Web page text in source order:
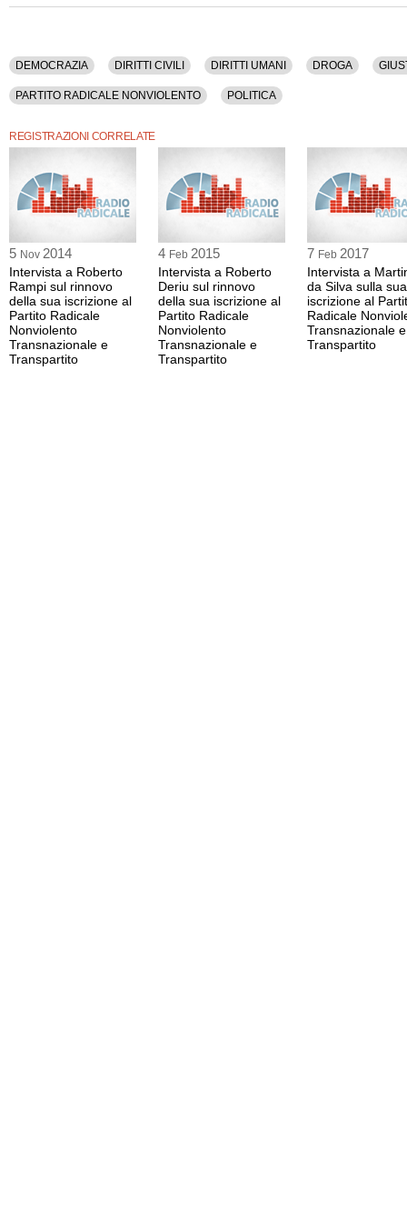
DEMOCRAZIA DIRITTI CIVILI DIRITTI UMANI DROGA
PARTITO RADICALE NONVIOLENTO POLITICA
REGISTRAZIONI CORRELATE
5 Nov 2014
Intervista a Roberto
Rampi sul rinnovo
della sua iscrizione al
Partito Radicale
Nonviolento
Transnazionale e
Transpartito
4 Feb 2015
Intervista a Roberto
Deriu sul rinnovo
della sua iscrizione al
Partito Radicale
Nonviolento
Transnazionale e
Transpartito
7 Feb 2017
Intervista a
da Silva sulla sua
iscrizione al
Radicale
Transnazionale e
Transpartito